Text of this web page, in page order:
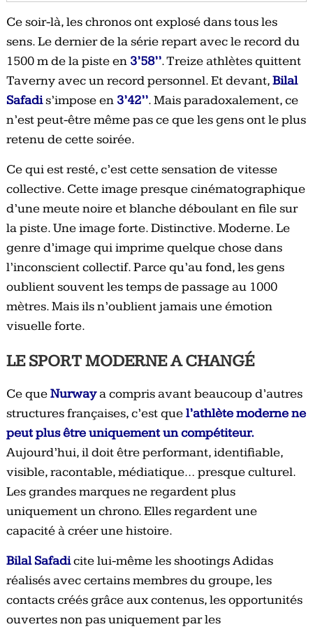
Ce soir-là, les chronos ont explosé dans tous les
sens. Le dernier de la série repart avec le record du
1500 m de la piste en 3’58’’. Treize athlètes quittent
Taverny avec un record personnel. Et devant,Bilal
Safadis’impose en 3’42’’. Mais paradoxalement, ce
n’est peut-être même pas ce que les gens ont le plus
retenu de cette soirée.
Ce qui est resté, c’est cette sensation de vitesse
collective. Cette image presque cinématographique
d’une meute noire et blanche déboulant en file sur
la piste. Une image forte. Distinctive. Moderne. Le
genre d’image qui imprime quelque chose dans
l’inconscient collectif. Parce qu’au fond, les gens
oublient souvent les temps de passage au 1000
mètres. Mais ils n’oublient jamais une émotion
visuelle forte.
LE SPORT MODERNE A CHANGÉ
Ce queNurwaya compris avant beaucoup d’autres
structures françaises, c’est quel’athlète moderne ne
peut plus être uniquement un compétiteur.
Aujourd’hui, il doit être performant, identifiable,
visible, racontable, médiatique… presque culturel.
Les grandes marques ne regardent plus
uniquement un chrono. Elles regardent une
capacité à créer une histoire.
Bilal Safadicite lui-même les shootings Adidas
réalisés avec certains membres du groupe, les
contacts créés grâce aux contenus, les opportunités
ouvertes non pas uniquement par les